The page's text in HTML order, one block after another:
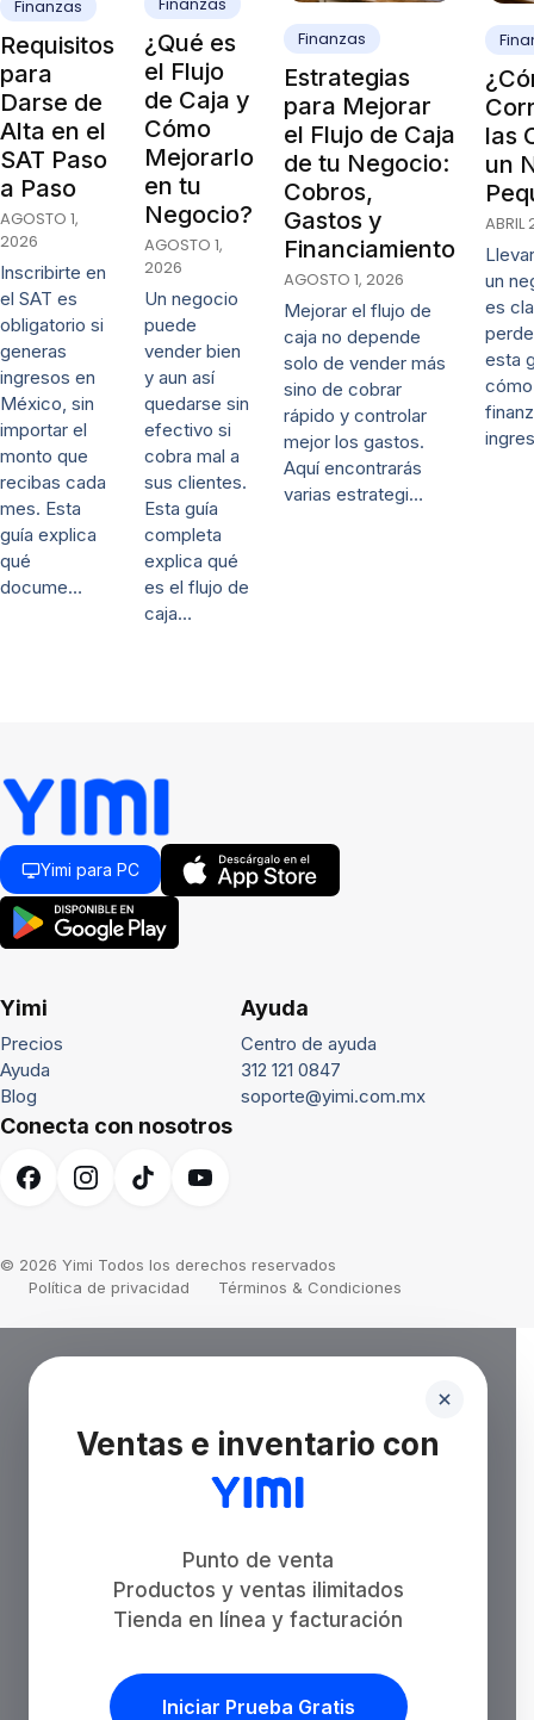
Finanzas
Requisitos
para
Darse de
Alta en el
SAT Paso
a Paso
AGOSTO 1,
2026
Inscribirte en
el SAT es
obligatorio si
generas
ingresos en
México, sin
importar el
monto que
recibas cada
mes. Esta
guía explica
qué
docume…
¿Qué es
el Flujo
de Caja y
Cómo
Mejorarlo
en tu
Negocio?
AGOSTO 1,
2026
Un negocio
puede
vender bien
y aun así
quedarse sin
efectivo si
cobra mal a
sus clientes.
Esta guía
completa
explica qué
es el flujo de
caja…
Finanzas
Estrategias
para Mejorar
el Flujo de Caja
de tu Negocio:
Cobros,
Gastos y
Financiamiento
AGOSTO 1, 2026
Mejorar el flujo de
caja no depende
solo de vender más
sino de cobrar
rápido y controlar
mejor los gastos.
Aquí encontrarás
varias estrategi…
las
un
ABRIL
un
es
esta
Yimi para PC
Yimi
Precios
Ayuda
Blog
Ayuda
Centro de ayuda
312 121 0847
soporte@yimi.com.mx
Conecta con nosotros
© 2026 Yimi Todos los derechos reservados
Política de privacidad
Términos & Condiciones
Ventas e inventario con
Punto de venta
Productos y ventas ilimitados
Tienda en línea y facturación
Iniciar Prueba Gratis